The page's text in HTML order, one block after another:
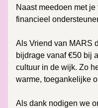
Naast meedoen met
financieel
Als Vriend van MARS
bijdrage vanaf €50 bij
cultuur in de wijk. Zo
warme, toegankelijke
Als dank nodigen we